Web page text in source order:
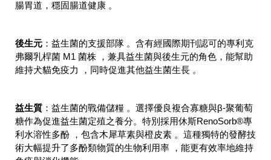
腸胃道，穩固腸道健康 。
後生元 ： 益生菌的支援部隊 。含有經國際期刊認可的專利克
弗爾乳桿菌 M1 菌株 ，兼具益生菌與後生元的角色，能幫助
維持犬貓免疫力 ，同時促進其他益生菌生長 。
益生質 ： 益生菌的戰備儲糧 。選擇優良複合寡糖與β-聚葡萄
糖作為促進益生菌定殖之養分。特別採用休斯RenoSorb®專
利水溶性多酚 ，包含木犀草素與橙皮素 。這種獨特的發酵技
術大幅提升了多酚類物質的生物利用率 ，能更有效率地維持